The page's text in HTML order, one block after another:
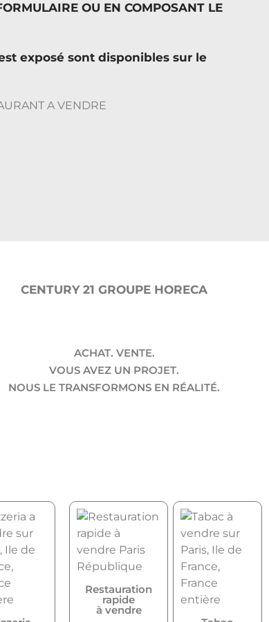
OU EN COMPOSANT LE
exposé sont disponibles sur le
CENTURY 21 GROUPE HORECA
ACHAT. VENTE.
VOUS AVEZ UN PROJET.
NOUS LE TRANSFORMONS EN RÉALITÉ.
Restauration
rapide
à vendre